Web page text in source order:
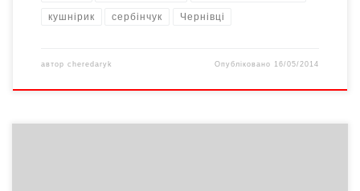
кушнірик сербінчук Чернівці
автор cheredaryk Опубліковано 16/05/2014